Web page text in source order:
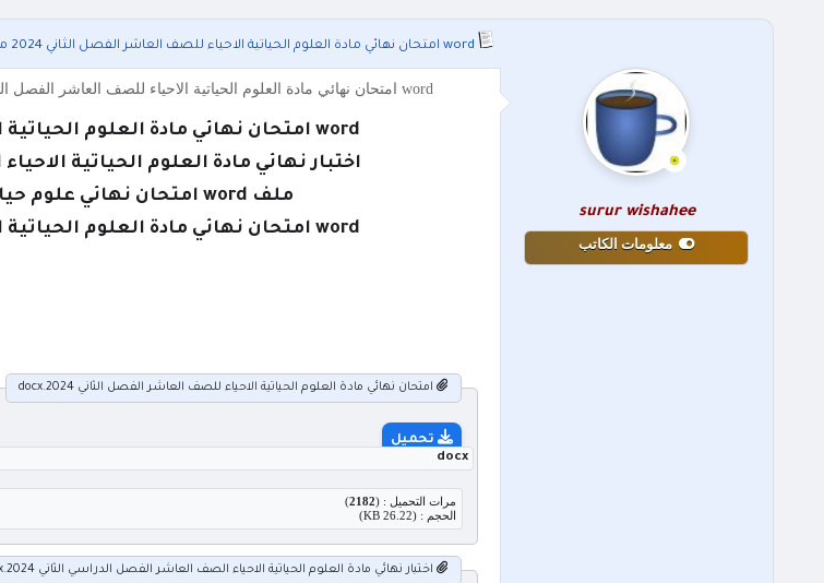
word امتحان نهائي مادة العلوم الحياتية الاحياء للصف العاشر الفصل الثاني 2024 مع الاجابات
surur wishahee
معلومات الكاتب
word امتحان نهائي مادة العلوم الحياتية الاحياء للصف العاشر الفصل الثاني 2024 مع الاجابات اختبار نهائي مادة العلوم الحياتية الاحياء الصف العاشر الفصل ا
word امتحان نهائي مادة العلوم الحياتية الاحياء للصف العاشر الفصل الثاني 2024 مع الاجابات
اختبار نهائي مادة العلوم الحياتية الاحياء
ملف word امتحان نهائي علوم حياتية احياء صف عاشر فصل ثاني 2024 مع الحل
word امتحان نهائي مادة العلوم الحياتية الاحياء للصف العاشر الفصل الثاني 2024 مع الاجابات
امتحان نهائي مادة العلوم الحياتية الاحياء للصف العاشر الفصل الثاني 2024.docx
تحميل
docx
مرات التحميل : (2182
)
الحجم : (26.22 KB)
اختبار نهائي مادة العلوم الحياتية الاحياء الصف العاشر الفصل الدراسي الثاني 2024.docx